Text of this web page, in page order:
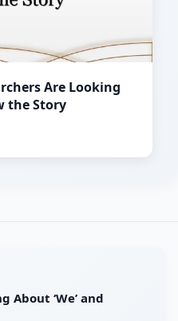
Are Looking
the Story
About ‘We’ and